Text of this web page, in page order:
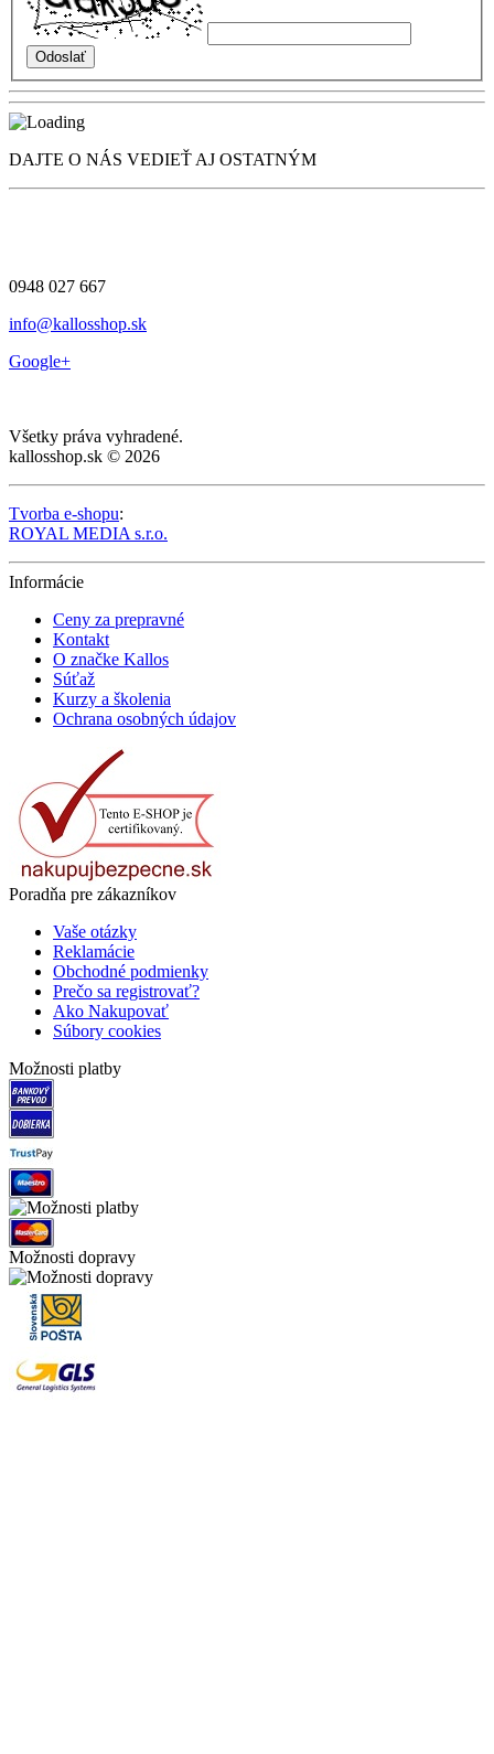
DAJTE O NÁS VEDIEŤ AJ OSTATNÝM
0948 027 667
info@kallosshop.sk
Google+
Všetky práva vyhradené.
kallosshop.sk © 2026
Tvorba e-shopu:
ROYAL MEDIA s.r.o.
Informácie
Ceny za prepravné
Kontakt
O značke Kallos
Súťaž
Kurzy a školenia
Ochrana osobných údajov
Poradňa pre zákazníkov
Vaše otázky
Reklamácie
Obchodné podmienky
Prečo sa registrovať?
Ako Nakupovať
Súbory cookies
Možnosti platby
Možnosti dopravy